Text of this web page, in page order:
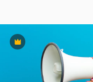
Premium